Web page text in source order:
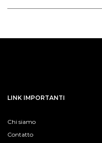
LINK IMPORTANTI
Chi siamo
Contatto